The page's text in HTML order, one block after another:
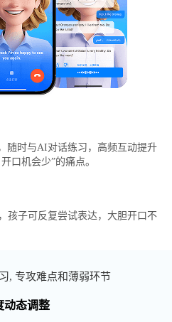
随时与AI对话练习，高频互动提升
口机会少”的痛点。
孩子可反复尝试表达，大胆开口不
, 专攻难点和薄弱环节
动态调整